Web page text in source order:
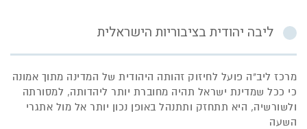
ליבה יהודית בציבוריות הישראלית
מרכז ליב"ה פועל לחיזוק זהותה היהודית של המדינה מתוך אמונה
כי ככל שמדינת ישראל תהיה מחוברת יותר ליהדותה, למסורתה
ולשורשיה, היא תתחזק ותתנהל באופן נכון יותר אל מול אתגרי
השעה